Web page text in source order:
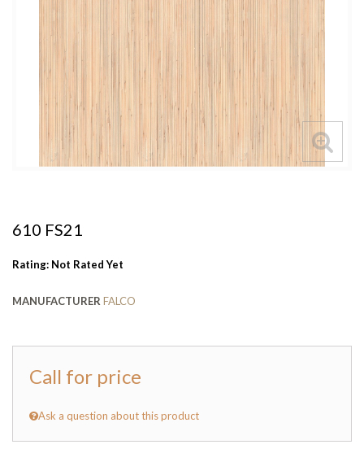
610 FS21
Rating: Not Rated Yet
MANUFACTURERFALCO
Call for price
Ask a question about this product